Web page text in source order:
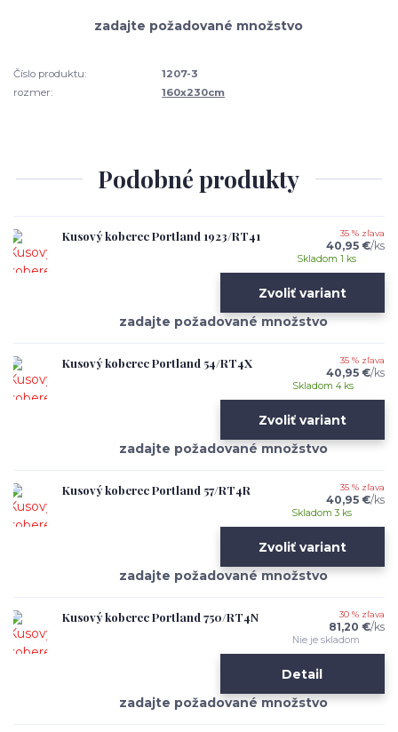
Číslo produktu:
1207-3
rozmer:
160x230cm
Podobné produkty
Kusový koberec Portland 1923/RT41 35 % zľava
40,95 €/ks
Skladom 1 ks
Zvoliť variant
Kusový koberec Portland 54/RT4X 35 % zľava
40,95 €/ks
Skladom 4 ks
Zvoliť variant
Kusový koberec Portland 57/RT4R 35 % zľava
40,95 €/ks
Skladom 3 ks
Zvoliť variant
Kusový koberec Portland 750/RT4N 30 % zľava
81,20 €/ks
Nie je skladom
Detail